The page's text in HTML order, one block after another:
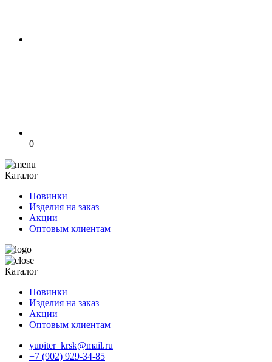
0
Каталог
Новинки
Изделия на заказ
Акции
Оптовым клиентам
Каталог
Новинки
Изделия на заказ
Акции
Оптовым клиентам
yupiter_krsk@mail.ru
+7 (902) 929-34-85